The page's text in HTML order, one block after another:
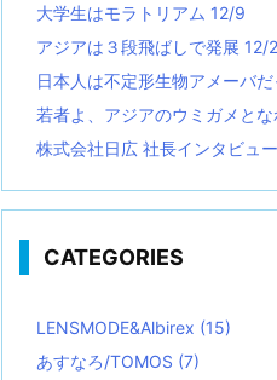
大学生はモラトリアム 12/9
アジアは３段飛ばしで発展 12/2
日本人は不定形生物アメーバ
若者よ、アジアのウミガメと
株式会社日広 社長インタビュ
CATEGORIES
LENSMODE&Albirex (15)
あすなろ/TOMOS (7)